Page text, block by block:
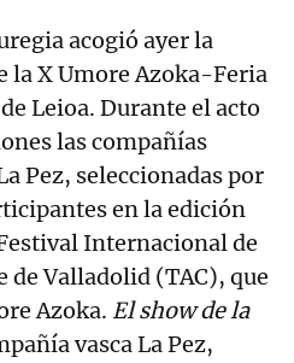
acogió ayer la
la X Umore Azoka-Feria
Leioa. Durante el acto
las compañías
Pez, seleccionadas por
en la edición
Internacional de
de Valladolid (TAC), que
Azoka. El show de la
vasca La Pez,